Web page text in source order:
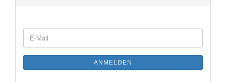
ZUR
E-
Mail
ANMELDEN